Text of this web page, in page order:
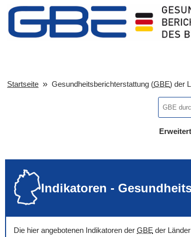
Startseite Gesundheitsberichterstattung (GBE) der
Indikatoren -
Die hier angebotenen Indikatoren der GBE der